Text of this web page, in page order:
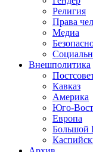
Религия
Права
Медиа
Внешполитика
Кавказ
Америка
Юго-
Европа
Большой